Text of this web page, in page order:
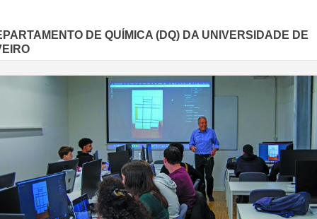
DE QUÍMICA (DQ) DA UNIVERSIDADE DE